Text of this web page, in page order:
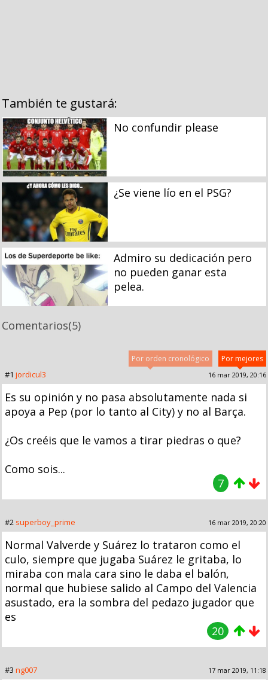
También te gustará:
No confundir please
¿Se viene lío en el PSG?
Admiro su dedicación pero
no pueden ganar esta
pelea.
Comentarios(5)
Por mejores
Por orden cronológico
#1 jordicul3 16 mar 2019, 20:16
Es su opinión y no pasa absolutamente nada si
apoya a Pep (por lo tanto al City) y no al Barça.
¿Os creéis que le vamos a tirar piedras o que?
Como sois...
7
#2 superboy_prime 16 mar 2019, 20:20
Normal Valverde y Suárez lo trataron como el
culo, siempre que jugaba Suárez le gritaba, lo
miraba con mala cara sino le daba el balón,
normal que hubiese salido al Campo del Valencia
asustado, era la sombra del pedazo jugador que
es
20
#3 ng007 17 mar 2019, 11:18